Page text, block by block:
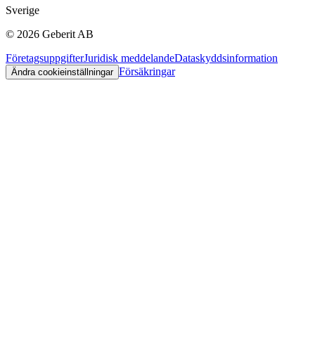
Sverige
© 2026 Geberit AB
FöretagsuppgifterJuridisk meddelandeDataskyddsinformation
Ändra cookieinställningar Försäkringar